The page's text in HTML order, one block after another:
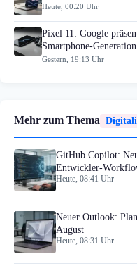
Heute, 00:20 Uhr
Pixel 11: Google
Smartphone-Generation
Gestern, 19:13 Uhr
Mehr zum Thema
GitHub Copilot:
Entwickler-
Heute, 08:41 Uhr
Neuer Outlook:
August
Heute, 08:31 Uhr